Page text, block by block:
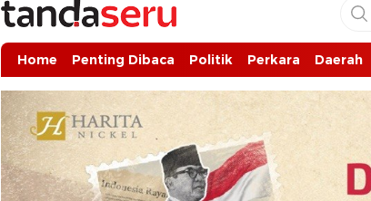
tandaseru.com | Penting Dibaca
tandaseru.com
Home Penting Dibaca Politik Perkara Daerah